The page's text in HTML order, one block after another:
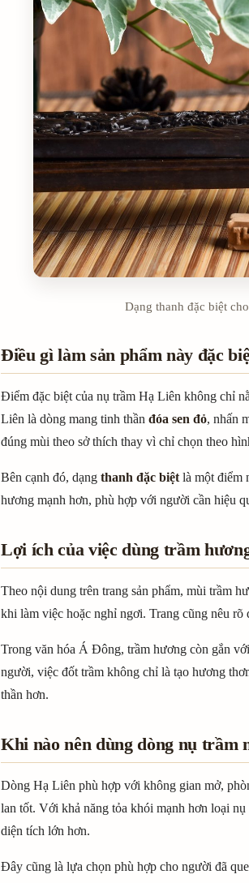
Dạng thanh đặc biệt
Điều gì làm sản phẩm này đặc
Điểm đặc biệt của nụ trầm Hạ Liên không chỉ
Liên là dòng mang tinh thần đóa sen đỏ, nhấn
đúng mùi theo sở thích thay vì chỉ chọn theo
Bên cạnh đó, dạng thanh đặc biệt là một điểm
hương mạnh hơn, phù hợp với người cần hiệu
Lợi ích của việc dùng trầm
Theo nội dung trên trang sản phẩm, mùi trầm
khi làm việc hoặc nghỉ ngơi. Trang cũng nêu
Trong văn hóa Á Đông, trầm hương còn gắn
người, việc đốt trầm không chỉ là tạo hương
thần hơn.
Khi nào nên dùng dòng nụ trầm
Dòng Hạ Liên phù hợp với không gian mở,
lan tốt. Với khả năng tỏa khói mạnh hơn loại
diện tích lớn hơn.
Đây cũng là lựa chọn phù hợp cho người đã